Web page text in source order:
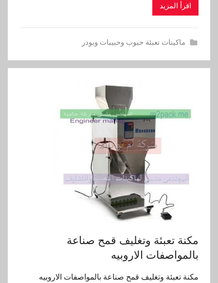
اقرأ المزيد
ماكينات تعبئة حبوب وحبيبات وبودر
مكنة تعبئة وتغليف قمح صناعة
بالمواصفات الاروبيه
مكنة تعبئة وتغليف قمح صناعة بالمواصفات الاروبيه